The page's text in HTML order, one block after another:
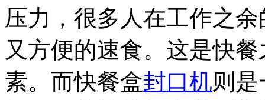
压力，很多人在工作之
又方便的速食。这是快
素。而快餐盒封口机则